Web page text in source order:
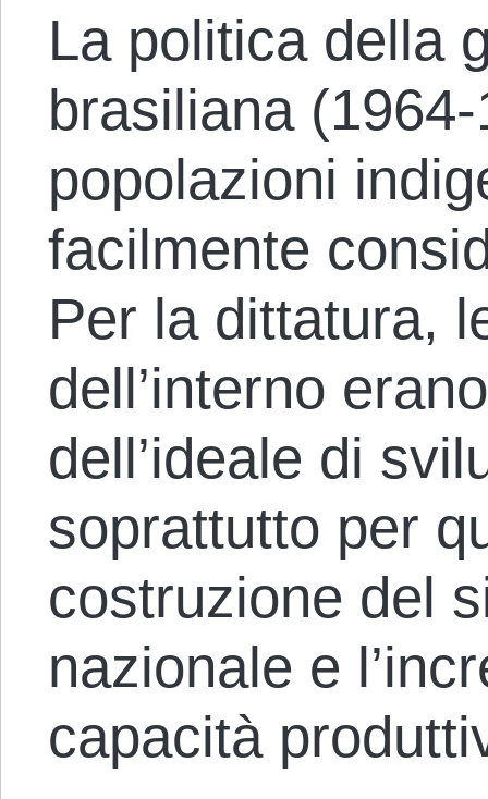
La politica della
brasiliana
popolazioni
facilmente
Per la dittatura,
dell’interno
dell’ideale di
soprattutto per
costruzione del
nazionale e
capacità